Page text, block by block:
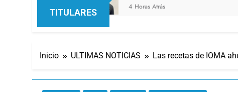
TITULARES
4 Horas Atrás
Inicio ULTIMAS NOTICIAS Las recetas de IOMA